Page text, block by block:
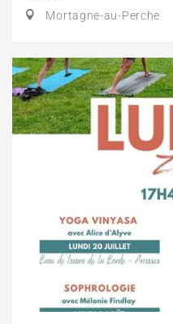
Mortagne-au-Perche